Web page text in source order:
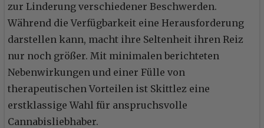
zur Linderung verschiedener Beschwerden.
Während die Verfügbarkeit eine Herausforderung
darstellen kann, macht ihre Seltenheit ihren Reiz
nur noch größer. Mit minimalen berichteten
Nebenwirkungen und einer Fülle von
therapeutischen Vorteilen ist Skittlez eine
erstklassige Wahl für anspruchsvolle
Cannabisliebhaber.